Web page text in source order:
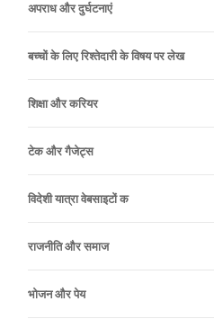
अपराध और दुर्घटनाएं
बच्चों के लिए रिश्तेदारी के विषय पर लेख
शिक्षा और करियर
टेक और गैजेट्स
विदेशी यात्रा वेबसाइटों क
राजनीति और समाज
भोजन और पेय